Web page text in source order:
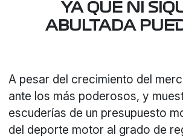
YA QUE NI
ABULTADA
A pesar del crecimiento del
ante los más poderosos, y
escuderías de un presupuesto
del deporte motor al grado de